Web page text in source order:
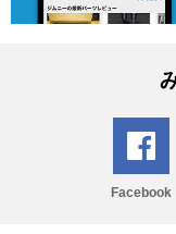
Facebook